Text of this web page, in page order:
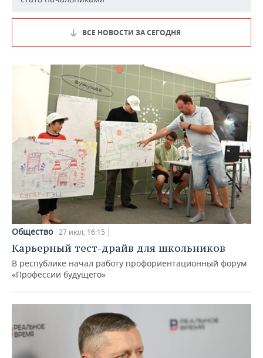
ВСЕ НОВОСТИ ЗА СЕГОДНЯ
Общество 27 июл, 16:15
Карьерный тест-драйв для школьников
В республике начал работу профориентационный форум
«Профессии будущего»